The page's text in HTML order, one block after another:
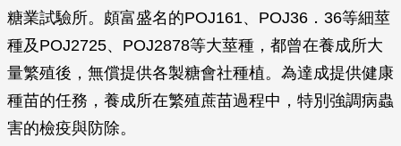
糖業試驗所。頗富盛名的POJ161、POJ36．36等細莖
種及POJ2725、POJ2878等大莖種，都曾在養成所大
量繁殖後，無償提供各製糖會社種植。為達成提供健康
種苗的任務，養成所在繁殖蔗苗過程中，特別強調病蟲
害的檢疫與防除。